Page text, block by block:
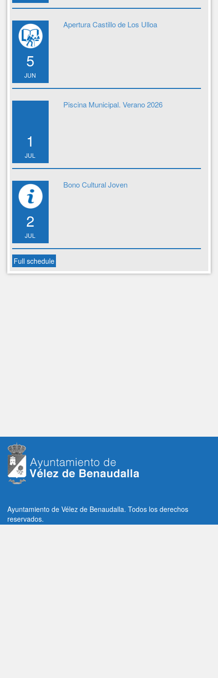
5
JUN
Apertura Castillo de Los Ulloa
1
JUL
Piscina Municipal. Verano 2026
2
JUL
Bono Cultural Joven
Full schedule
Ayuntamiento de Vélez de Benaudalla. Todos los derechos
reservados.